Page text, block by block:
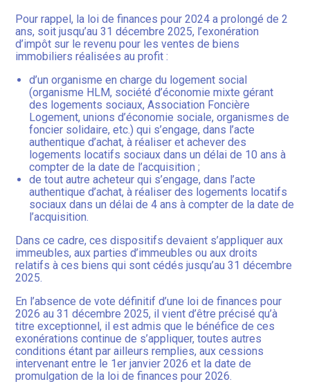
Pour rappel, la loi de finances pour 2024 a prolongé de 2
ans, soit jusqu’au 31 décembre 2025, l’exonération
d’impôt sur le revenu pour les ventes de biens
immobiliers réalisées au profit :
d’un organisme en charge du logement social
(organisme HLM, société d’économie mixte gérant
des logements sociaux, Association Foncière
Logement, unions d’économie sociale, organismes de
foncier solidaire, etc.) qui s’engage, dans l’acte
authentique d’achat, à réaliser et achever des
logements locatifs sociaux dans un délai de 10 ans à
compter de la date de l’acquisition ;
de tout autre acheteur qui s’engage, dans l’acte
authentique d’achat, à réaliser des logements locatifs
sociaux dans un délai de 4 ans à compter de la date de
l’acquisition.
Dans ce cadre, ces dispositifs devaient s’appliquer aux
immeubles, aux parties d’immeubles ou aux droits
relatifs à ces biens qui sont cédés jusqu’au 31 décembre
2025.
En l’absence de vote définitif d’une loi de finances pour
2026 au 31 décembre 2025, il vient d’être précisé qu’à
titre exceptionnel, il est admis que le bénéfice de ces
exonérations continue de s’appliquer, toutes autres
conditions étant par ailleurs remplies, aux cessions
intervenant entre le 1er janvier 2026 et la date de
promulgation de la loi de finances pour 2026.